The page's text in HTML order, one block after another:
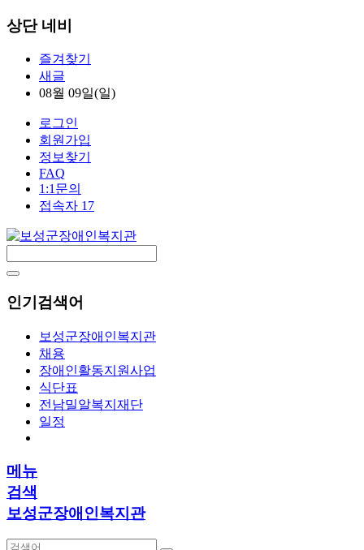
상단 네비
즐겨찾기
새글
08월 09일(일)
로그인
회원가입
정보찾기
FAQ
1:1문의
접속자 17
인기검색어
보성군장애인복지관
채용
장애인활동지원사업
식단표
전남밀알복지재단
일정
메뉴
검색
보성군장애인복지관